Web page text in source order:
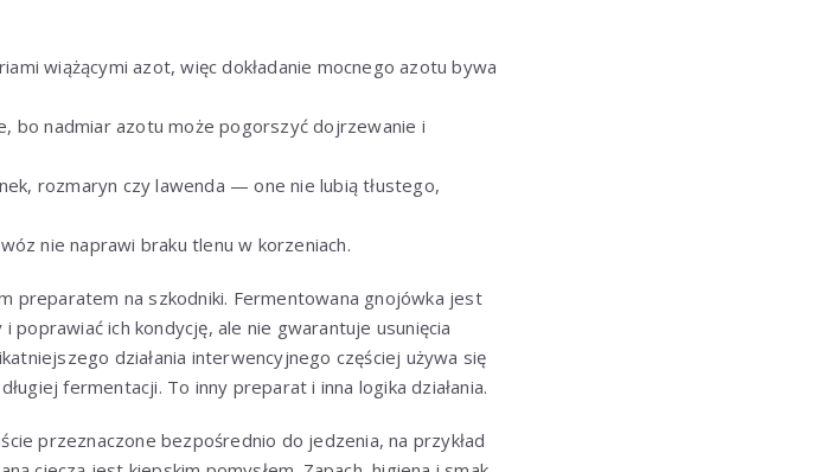
wiążącymi azot, więc dokładanie mocnego azotu bywa
bo nadmiar azotu może pogorszyć dojrzewanie i
rozmaryn czy lawenda — one nie lubią tłustego,
nie naprawi braku tlenu w korzeniach.
preparatem na szkodniki. Fermentowana gnojówka jest
ich kondycję, ale nie gwarantuje usunięcia
działania interwencyjnego częściej używa się
fermentacji. To inny preparat i inna logika działania.
przeznaczone bezpośrednio do jedzenia, na przykład